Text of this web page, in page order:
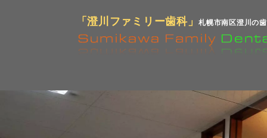
「澄川ファミリー歯科」札幌市南区澄川の